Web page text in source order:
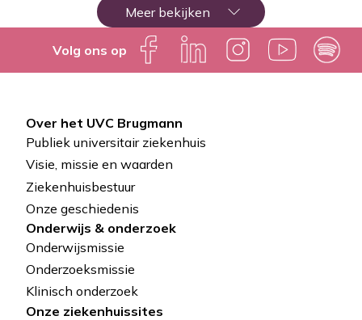
Paginering
Meer bekijken
Volg ons op
Pied
de
page
Over het UVC Brugmann
Publiek universitair ziekenhuis
Visie, missie en waarden
Ziekenhuisbestuur
Onze geschiedenis
Onderwijs & onderzoek
Onderwijsmissie
Onderzoeksmissie
Klinisch onderzoek
Onze ziekenhuissites